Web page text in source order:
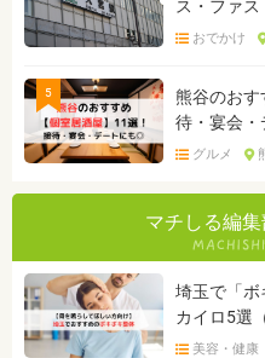
ス・ファ
おでかけ
5
熊谷のお
待・宴会
グルメ
マチしる編
埼玉で「ボ
カイロ5選
美容・健康